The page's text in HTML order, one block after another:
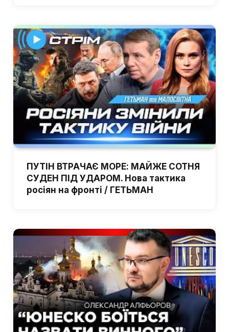
ПУТІН ВТРАЧАЄ МОРЕ: МАЙЖЕ СОТНЯ
СУДЕН ПІД УДАРОМ. Нова тактика
росіян на фронті / ГЕТЬМАН